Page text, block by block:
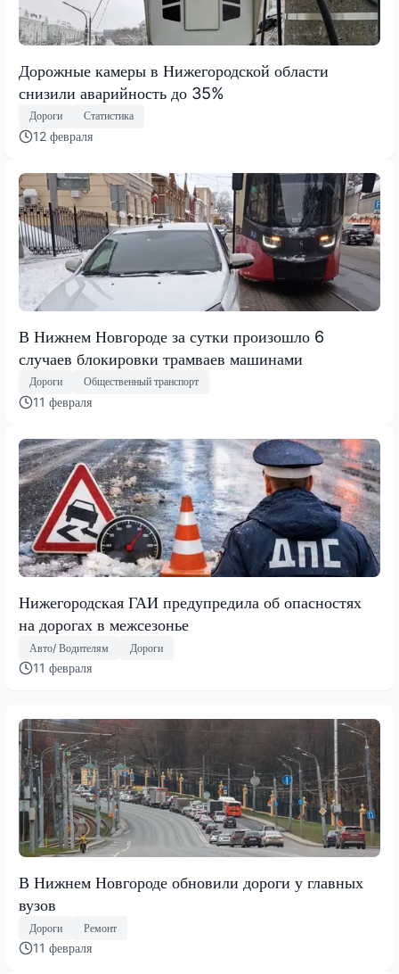
Дорожные камеры в Нижегородской области
снизили аварийность до 35%
Дороги Статистика
12 февраля
В Нижнем Новгороде за сутки произошло 6
случаев блокировки трамваев машинами
Дороги Общественный транспорт
11 февраля
Нижегородская ГАИ предупредила об опасностях
на дорогах в межсезонье
Авто/ Водителям Дороги
11 февраля
В Нижнем Новгороде обновили дороги у главных
вузов
Дороги Ремонт
11 февраля